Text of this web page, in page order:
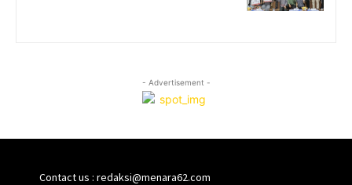
- Advertisement -
Contact us : redaksi@menara62.com